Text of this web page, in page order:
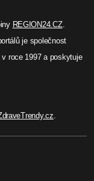
REGION24.CZ.
je společnost
roce 1997 a poskytuje
.